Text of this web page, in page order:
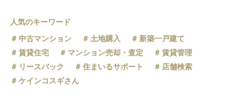
人気のキーワード
中古マンション
土地購入
新築一戸建て
賃貸住宅
マンション売却・査定
賃貸管理
リースバック
住まいるサポート
店舗検索
ケインコスギさん